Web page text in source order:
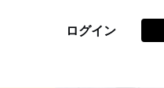
ログイン